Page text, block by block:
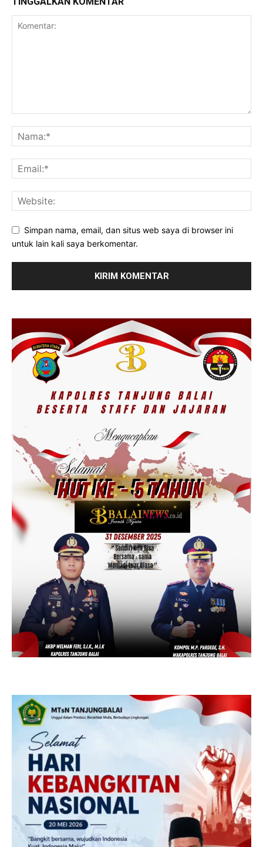
Simpan nama, email, dan situs web saya di browser ini
untuk lain kali saya berkomentar.